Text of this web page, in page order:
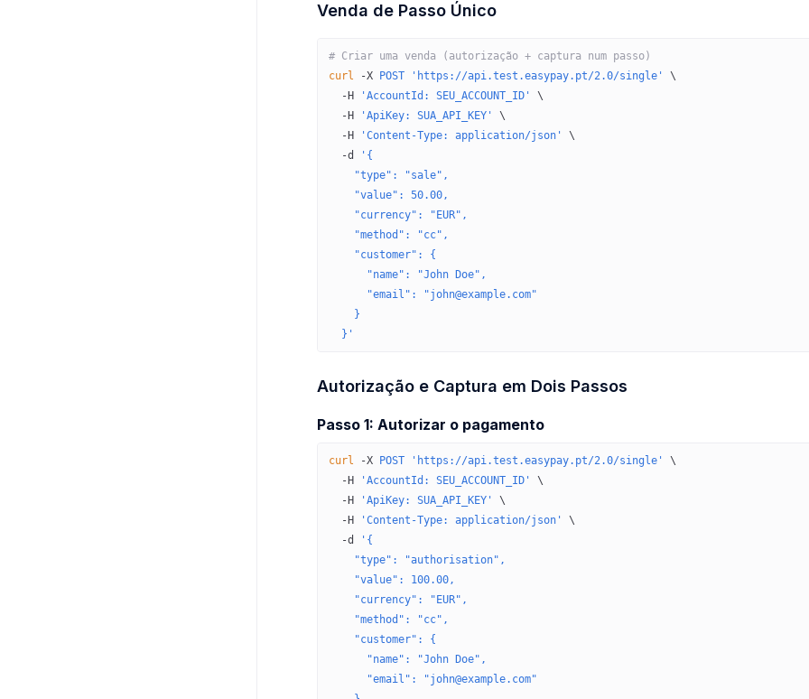
Venda de Passo Único
# Criar uma venda (autorização + captura num passo)
curl -X POST 'https://api.test.easypay.pt/2.0/single'
\
  -H
'AccountId: SEU_ACCOUNT_ID'
\
  -H
'ApiKey: SUA_API_KEY'
\
  -H
'Content-Type: application/json'
\
  -d
'{
    "type": "sale",
    "value": 50.00,
    "currency": "EUR",
    "method": "cc",
    "customer": {
      "name": "John Doe",
      "email": "john@example.com"
    }
  }'
Autorização e Captura em Dois Passos
Passo 1: Autorizar o pagamento
curl -X POST 'https://api.test.easypay.pt/2.0/single'
\
  -H
'AccountId: SEU_ACCOUNT_ID'
\
  -H
'ApiKey: SUA_API_KEY'
\
  -H
'Content-Type: application/json'
\
  -d
'{
    "type": "authorisation",
    "value": 100.00,
    "currency": "EUR",
    "method": "cc",
    "customer": {
      "name": "John Doe",
      "email": "john@example.com"